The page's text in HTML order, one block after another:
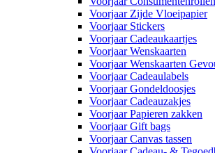
Voorjaar Zijde Vloeipapier
Voorjaar Stickers
Voorjaar Cadeaukaartjes
Voorjaar Wenskaarten
Voorjaar Wenskaarten
Voorjaar Cadeaulabels
Voorjaar Gondeldoosjes
Voorjaar Cadeauzakjes
Voorjaar Papieren zakken
Voorjaar Gift bags
Voorjaar Canvas tassen